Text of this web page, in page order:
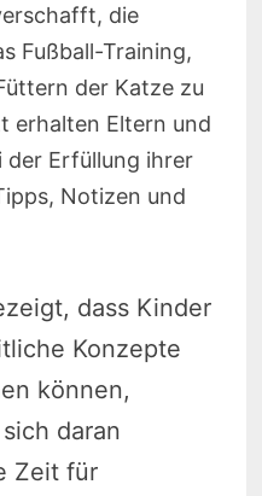
die
Fußball-Training,
der Katze zu
erhalten Eltern und
der Erfüllung ihrer
Notizen und
dass Kinder
Konzepte
können,
daran
Zeit für